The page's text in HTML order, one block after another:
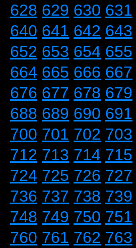
628 629 630 631
640 641 642 643
652 653 654 655
664 665 666 667
676 677 678 679
688 689 690 691
700 701 702 703
712 713 714 715
724 725 726 727
736 737 738 739
748 749 750 751
760 761 762 763